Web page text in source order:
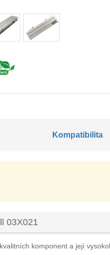
Kompatibilita
03X021
komponent a její